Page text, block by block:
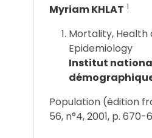
Myriam KHLAT 1
Mortality, Health
Epidemiology
Institut
Population (édition
56, n°4, 2001, p. 670-